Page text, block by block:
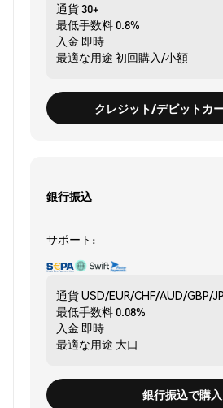
通貨30+
最低手数料0.8%
入金 即時
最適な用途 初回購入/小額
クレジット/デビットカ
銀行振込
サポート:
通貨USD/EUR/CHF/AUD/GBP/
最低手数料0.08%
入金 即時
最適な用途 大口
銀行振込で購入